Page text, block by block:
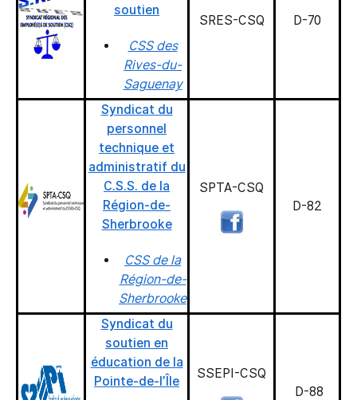
soutien
CSS des
Rives-du-
Saguenay
SRES-CSQ D-70
Syndicat du
personnel
technique et
administratif du
C.S.S. de la
Région-de-
Sherbrooke
CSS de la
Région-de-
Sherbrooke
SPTA-CSQ
D-82
Syndicat du
soutien en
éducation de la
Pointe-de-l’Île
SSEPI-CSQ
D-88